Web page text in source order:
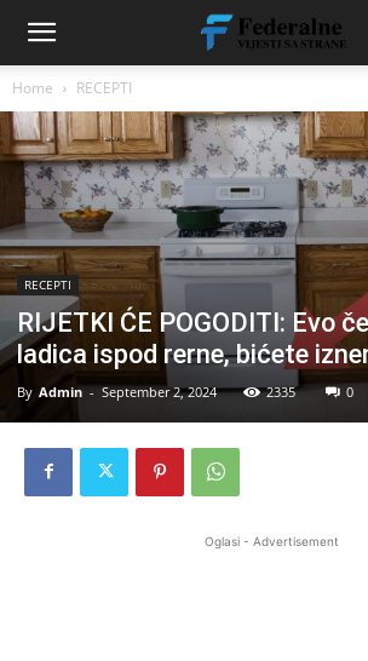
Home RECEPTI
RECEPTI
RIJETKI ĆE POGODITI: Evo
ladica ispod rerne, bićete
By Admin - September 2, 2024 2335 0
Oglasi - Advertisement